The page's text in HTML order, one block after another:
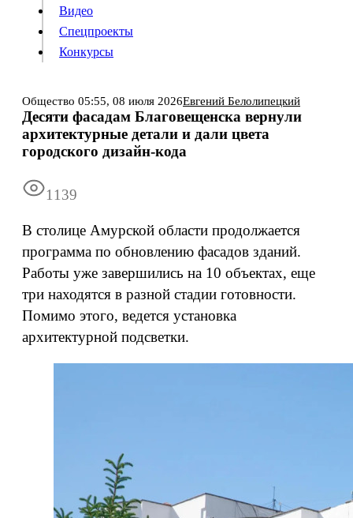
Конкурсы
ИнформацияПодпискаРеклама Все новости
Видео
Спецпроекты
Конкурсы
Общество 05:55, 08 июля 2026Евгений Белолипецкий
Десяти фасадам Благовещенска вернули
архитектурные детали и дали цвета
городского дизайн-кода
1139
В столице Амурской области продолжается
программа по обновлению фасадов зданий.
Работы уже завершились на 10 объектах, еще
три находятся в разной стадии готовности.
Помимо этого, ведется установка
архитектурной подсветки.